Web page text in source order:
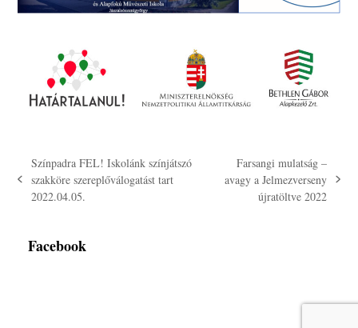
previous
post:
Színpadra FEL! Iskolánk színjátszó
szakköre szereplőválogatást tart
2022.04.05.
next
Farsangi mulatság –
avagy a Jelmezverseny
újratöltve 2022
Facebook